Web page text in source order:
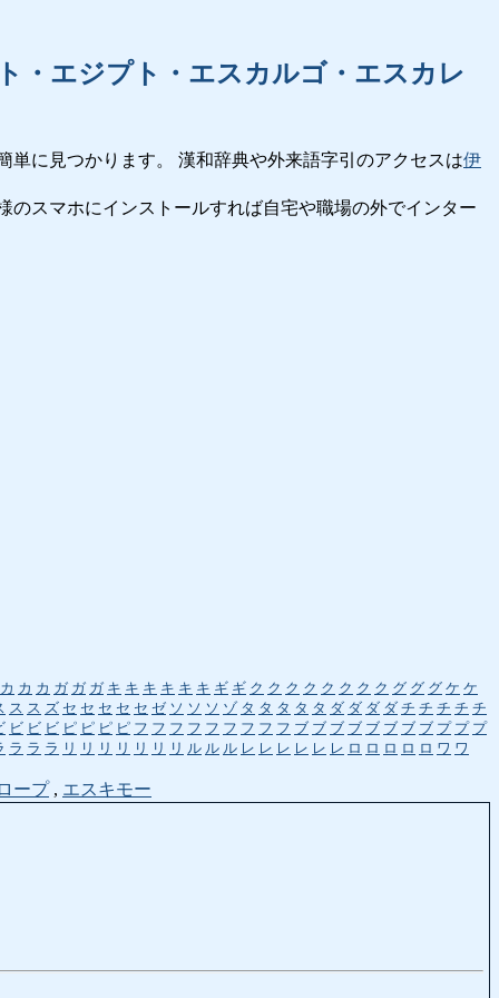
・エジプト・エスカルゴ・エスカレ
に見つかります。 漢和辞典や外来語字引のアクセスは伊
のスマホにインストールすれば自宅や職場の外でインター
カ カ カ ガ ガ ガ キ キ キ キ キ キ ギ ギ ク ク ク ク ク ク ク ク グ グ グ ケ ケ
ス ス ズ セ セ セ セ セ ゼ ソ ソ ソ ゾ タ タ タ タ タ ダ ダ ダ ダ チ チ チ チ チ
ビ ビ ビ ピ ピ ピ ピ フ フ フ フ フ フ フ フ フ ブ ブ ブ ブ ブ ブ ブ ブ プ プ プ
ラ ラ ラ リ リ リ リ リ リ リ ル ル ル レ レ レ レ レ レ ロ ロ ロ ロ ロ ワ ワ
ープ, エスキモー